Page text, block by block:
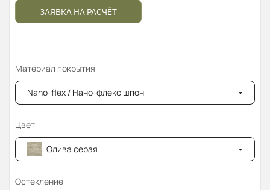
ЗАЯВКА НА РАСЧЁТ
Материал покрытия
Nano-flex / Нано-флекс шпон
Цвет
Олива серая
Остекление